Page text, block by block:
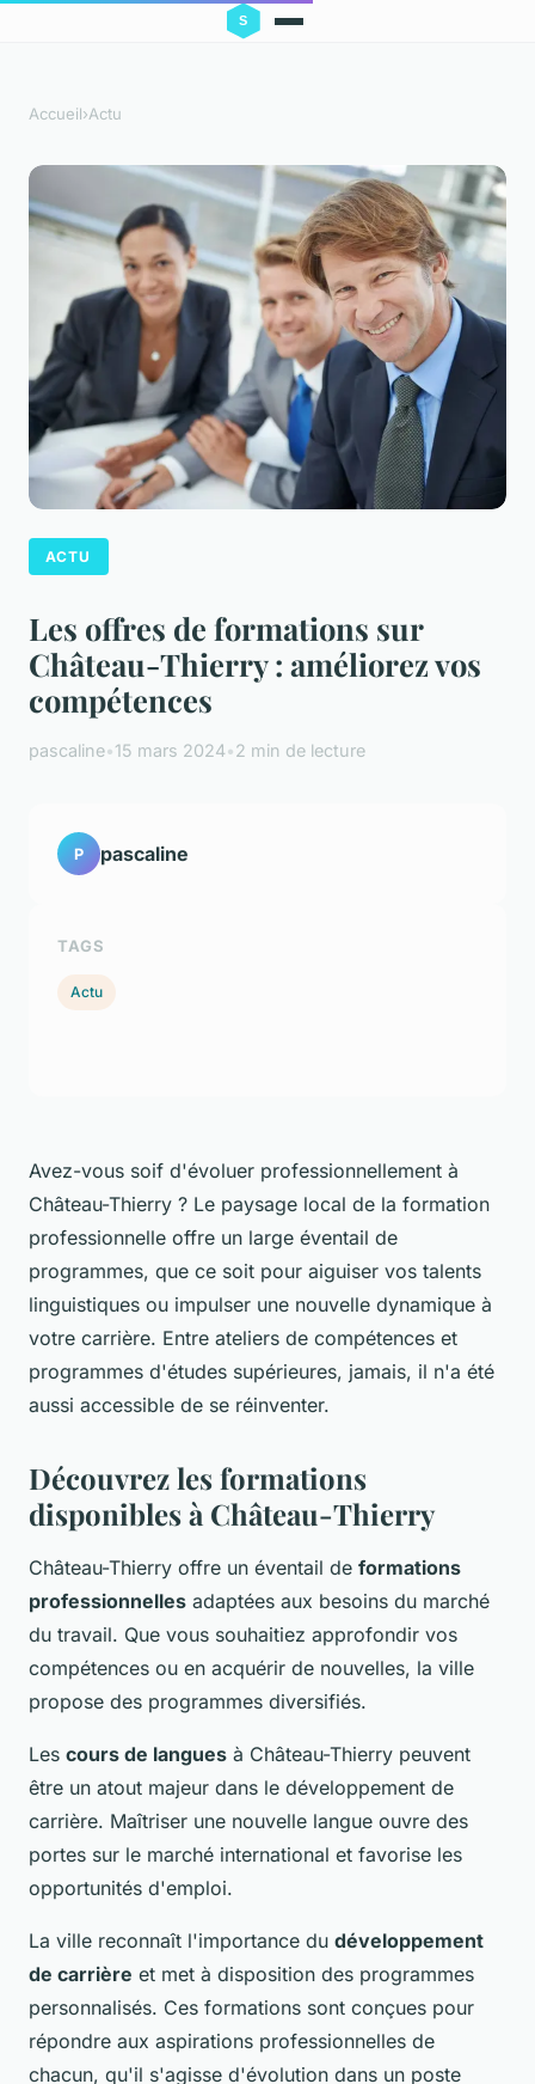
Accueil›Actu
ACTU
Les offres de formations sur
Château-Thierry : améliorez vos
compétences
pascaline•15 mars 2024•2 min de lecture
Avez-vous soif d'évoluer professionnellement à
Château-Thierry ? Le paysage local de la formation
professionnelle offre un large éventail de
programmes, que ce soit pour aiguiser vos talents
linguistiques ou impulser une nouvelle dynamique à
votre carrière. Entre ateliers de compétences et
programmes d'études supérieures, jamais, il n'a été
aussi accessible de se réinventer.
Découvrez les formations
disponibles à Château-Thierry
Château-Thierry offre un éventail de formations
professionnelles adaptées aux besoins du marché
du travail. Que vous souhaitiez approfondir vos
compétences ou en acquérir de nouvelles, la ville
propose des programmes diversifiés.
Les cours de langues à Château-Thierry peuvent
être un atout majeur dans le développement de
carrière. Maîtriser une nouvelle langue ouvre des
portes sur le marché international et favorise les
opportunités d'emploi.
La ville reconnaît l'importance du développement
de carrière et met à disposition des programmes
personnalisés. Ces formations sont conçues pour
répondre aux aspirations professionnelles de
chacun, qu'il s'agisse d'évolution dans un poste
P pascaline
TAGS
Actu